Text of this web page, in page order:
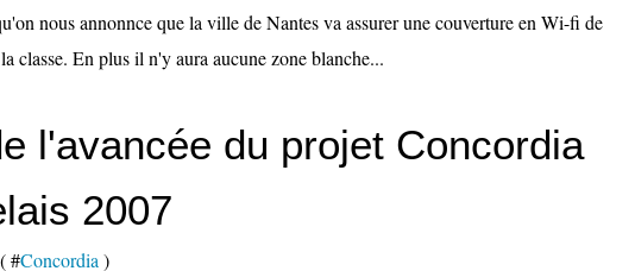
nous annonnce que la ville de Nantes va assurer une couverture en Wi-fi de
classe. En plus il n'y aura aucune zone blanche...
l'avancée du projet Concordia
2007
#Concordia )